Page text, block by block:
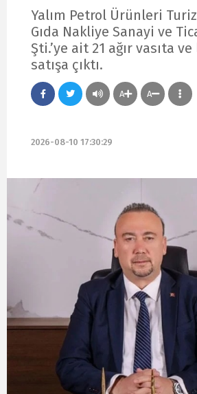
Yalım Petrol Ürünleri
Gıda Nakliye Sanayi ve
Şti.’ye ait 21 ağır vasıta
satışa çıktı.
A A
2026-08-10 17:30:29